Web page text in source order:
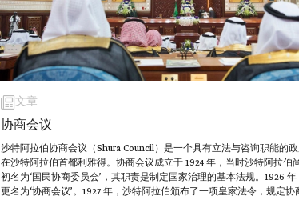
文章
协商会议
沙特阿拉伯协商会议（Shura Council）是一个具有立法与咨询职能的
在沙特阿拉伯首都利雅得。协商会议成立于 1924 年，当时沙特阿拉伯
初名为‘国民协商委员会’，其职责是制定国家治理的基本法规。1926
更名为‘协商会议’。1927 年，沙特阿拉伯颁布了一项皇家法令，规定